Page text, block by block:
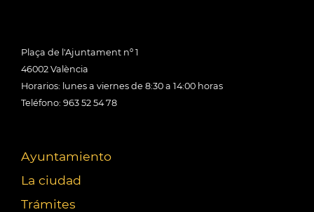
Plaça de l'Ajuntament nº 1
46002 València
Horarios: lunes a viernes de 8:30 a 14:00 horas
Teléfono: 963 52 54 78
Ayuntamiento
La ciudad
Trámites